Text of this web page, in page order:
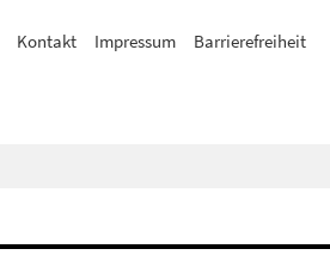
Kontakt Impressum Barrierefreiheit